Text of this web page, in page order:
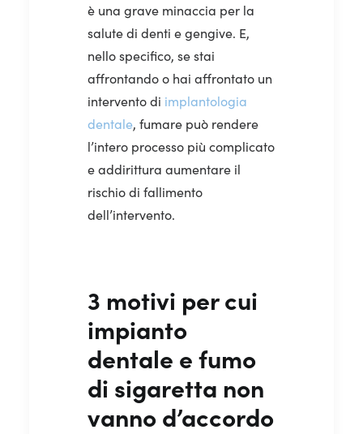
è una grave minaccia per la
salute di denti e gengive. E,
nello specifico, se stai
affrontando o hai affrontato un
intervento di implantologia
dentale, fumare può rendere
l’intero processo più complicato
e addirittura aumentare il
rischio di fallimento
dell’intervento.
3 motivi per cui
impianto
dentale e fumo
di sigaretta non
vanno d’accordo